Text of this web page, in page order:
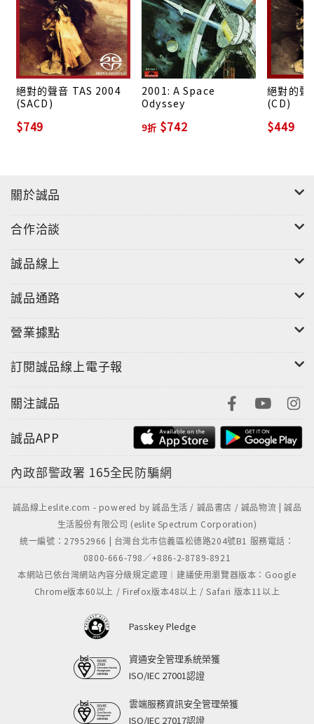
絕對的聲音 TAS 2004
(SACD)
$749
2001: A Space
Odyssey
9折 $742
絕對的聲
(CD)
$449
關於誠品
合作洽談
誠品線上
誠品通路
營業據點
訂閱誠品線上電子報
關注誠品
誠品APP
內政部警政署 165全民防騙網
誠品線上eslite.com - powered by 誠品生活 / 誠品書店 / 誠品物流 | 誠品
生活股份有限公司 (eslite Spectrum Corporation)
統一編號：27952966 | 台灣台北市信義區松德路204號B1 服務電話：
0800-666-798／+886-2-8789-8921
本網站已依台灣網站內容分級規定處理｜建議使用瀏覽器版本：Google
Chrome版本60以上 / Firefox版本48以上 / Safari 版本11以上
Passkey Pledge
資通安全管理系統榮獲
ISO/IEC 27001認證
雲端服務資訊安全管理榮獲
ISO/IEC 27017認證